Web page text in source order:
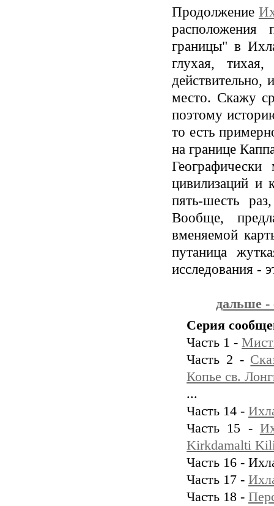
Продолжение
расположения
границы" в
глухая,
действительно,
место. Скажу
поэтому
то есть
на границе
цивилизаций и
пять-шесть
Вообще,
вменяемой
путаница
исследования -
дальше -
Серия
Часть 1 -
Часть 2 -
Копье св.
...
Часть 14 -
Часть 15 -
Kirkdamalti
Часть 16 -
Часть 17 -
Часть 18 -